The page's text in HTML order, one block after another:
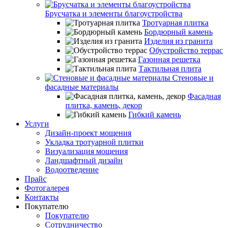
Брусчатка и элементы благоустройства
Тротуарная плитка
Бордюрный камень
Изделия из гранита
Обустройство террас
Газонная решетка
Тактильная плита
Стеновые и
фасадные материалы
Фасадная
плитка, камень, декор
Гибкий камень
Услуги
Дизайн-проект мощения
Укладка тротуарной плитки
Визуализация мощения
Ландшафтный дизайн
Водоотведение
Прайс
Фотогалерея
Контакты
Покупателю
Покупателю
Сотрудничество